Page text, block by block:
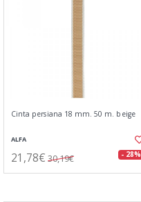
Cinta persiana 18 mm. 50 m. beige
ALFA
21,78€ 30,19€ - 28%